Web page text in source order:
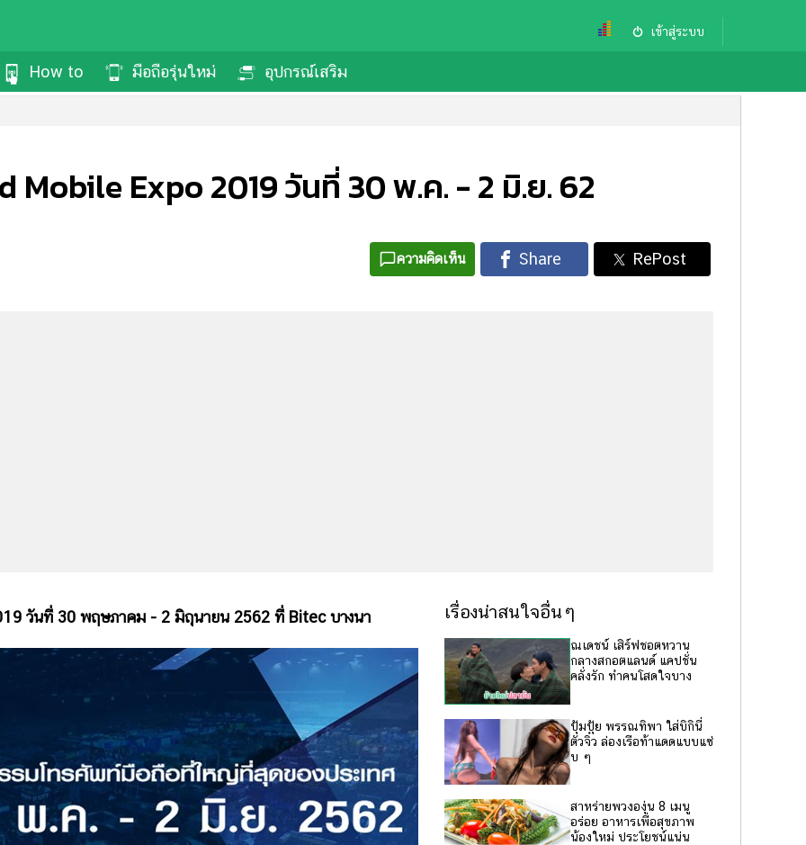
เข้าสู่ระบบ
How to มือถือรุ่นใหม่ อุปกรณ์เสริม
Mobile Expo 2019 วันที่ 30 พ.ค. - 2 มิ.ย. 62
ความคิดเห็น
วันที่ 30 พฤษภาคม - 2 มิถุนายน 2562 ที่ Bitec บางนา เรื่องน่าสนใจอื่นๆ
ณเดชน์ เสิร์ฟชอตหวาน
กลางสกอตแลนด์ แคปชั่น
คลั่งรัก ทำคนโสดใจบาง
ปุ้มปุ้ย พรรณทิพา ใส่บิกินี่
ตัวจิ๋ว ล่องเรือท้าแดดแบบแซ่
บ ๆ
สาหร่ายพวงองุ่น 8 เมนู
อร่อย อาหารเพื่อสุขภาพ
น้องใหม่ ประโยชน์แน่น